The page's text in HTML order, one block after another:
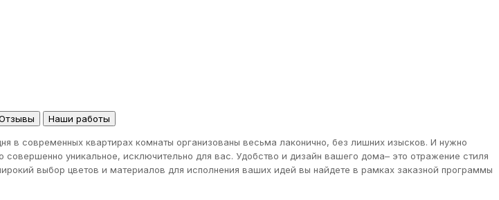
Наши работы
в современных квартирах комнаты организованы весьма лаконично, без лишних изысков. И нужно
уникальное, исключительно для вас. Удобство и дизайн вашего дома– это отражение стиля
выбор цветов и материалов для исполнения ваших идей вы найдете в рамках заказной программы